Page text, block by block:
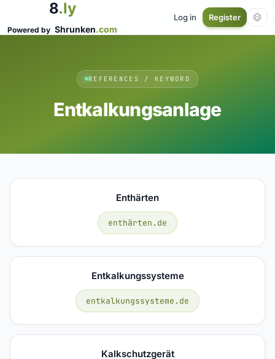
8.ly
Powered by Shrunken.com
Log in Register
REFERENCES / KEYWORD
Entkalkungsanlage
Enthärten
enthärten.de
Entkalkungssysteme
entkalkungssysteme.de
Kalkschutzgerät